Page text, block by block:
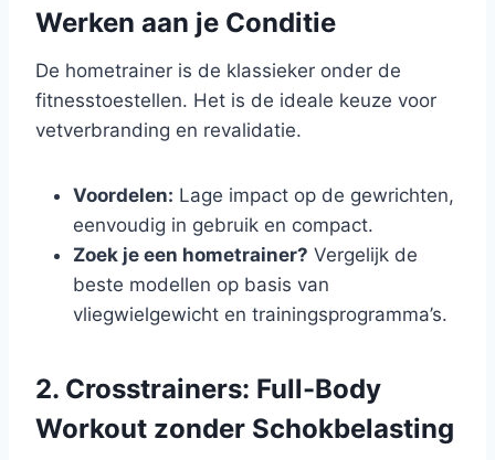
Werken aan je Conditie
De hometrainer is de klassieker onder de
fitnesstoestellen. Het is de ideale keuze voor
vetverbranding en revalidatie.
Voordelen: Lage impact op de gewrichten,
eenvoudig in gebruik en compact.
Zoek je een hometrainer? Vergelijk de
beste modellen op basis van
vliegwielgewicht en trainingsprogramma’s.
2. Crosstrainers: Full-Body
Workout zonder Schokbelasting